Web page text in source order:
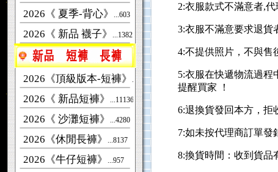
2026《 夏季-背心》 ...603
2026《 新品 襪子》 ...1382
2026《頂級版本-短褲》 ...1612
2026《 新品短褲》 ...11136
2026《 沙灘短褲》 ...4280
2026《休閒長褲》 ...8137
2026《牛仔短褲》 ...957
2:衣服款式不滿意者,
3:衣服不滿意要求退貨
4:不提供照片，不與售
5:衣服在快遞物流過
提醒買家 ！
6:退換貨發回本方，拒
7:如未按代理商訂單發
8:換貨時間：收到貨品